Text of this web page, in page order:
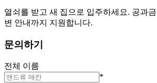
열쇠를 받고 새 집으로 입주하세요. 공과
변 안내까지 지원합니다.
문의하기
전체 이름
*